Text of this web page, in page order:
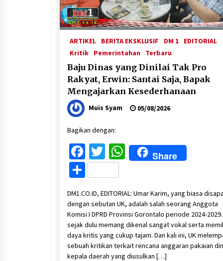
ARTIKEL BERITA EKSKLUSIF DM 1
EDITORIAL
Kritik
Pemerintahan Terbaru
Baju Dinas yang Dinilai Tak Pro
Rakyat, Erwin: Santai Saja, Bapak
Mengajarkan Kesederhanaan
Muis Syam 05/08/2026
Bagikan dengan:
Facebook
Twitter
WhatsApp
Share
Share
DM1.CO.ID, EDITORIAL: Umar Karim, yang biasa disapa
dengan sebutan UK, adalah salah seorang Anggota
Komisi I DPRD Provinsi Gorontalo periode 2024-2029.
sejak dulu memang dikenal sangat vokal serta
daya kritis yang cukup tajam. Dan kali ini, UK
sebuah kritikan terkait rencana anggaran pakaian
kepala daerah yang diusulkan […]